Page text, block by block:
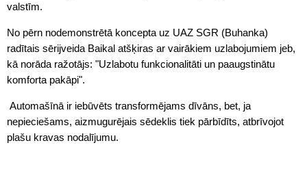
valstīm.
No pērn nodemonstrētā koncepta uz UAZ SGR (Buhanka)
radītais sērijveida Baikal atšķiras ar vairākiem uzlabojumiem jeb,
kā norāda ražotājs: "Uzlabotu funkcionalitāti un paaugstinātu
komforta pakāpi".
Automašīnā ir iebūvēts transformējams dīvāns, bet, ja
nepieciešams, aizmugurējais sēdeklis tiek pārbīdīts, atbrīvojot
plašu kravas nodalījumu.